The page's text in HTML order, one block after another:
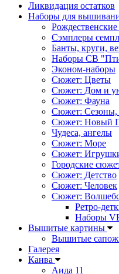
Ликвидация остатков
Наборы для
Сэмплеры
Банты, круги,
Наборы СВ
Эконом-наборы
Сюжет: Цветы
Сюжет: Дом и
Сюжет: Фауна
Сюжет: Сезоны,
Сюжет: Новый
Чудеса, ангелы
Сюжет: Море
Сюжет:
Городские
Сюжет: Детство
Сюжет: Человек
Сюжет:
Ретро-
Наборы
Вышитые картины
Вышитые
Галерея
Канва
Аида 11